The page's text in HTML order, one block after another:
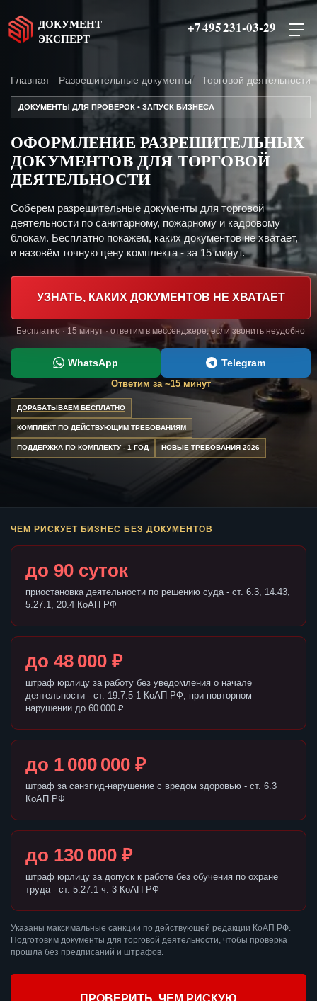
ДОКУМЕНТ
ЭКСПЕРТ
+7 495 231-03-29
Главная Разрешительные документы Торговой деятельности
ДОКУМЕНТЫ ДЛЯ ПРОВЕРОК • ЗАПУСК БИЗНЕСА
ОФОРМЛЕНИЕ РАЗРЕШИТЕЛЬНЫХ
ДОКУМЕНТОВ ДЛЯ ТОРГОВОЙ
ДЕЯТЕЛЬНОСТИ
Соберем разрешительные документы для торговой
деятельности по санитарному, пожарному и кадровому
блокам. Бесплатно покажем, каких документов не хватает,
и назовём точную цену комплекта - за 15 минут.
УЗНАТЬ, КАКИХ ДОКУМЕНТОВ НЕ ХВАТАЕТ
Бесплатно · 15 минут · ответим в мессенджере, если звонить неудобно
WhatsApp Telegram
Ответим за ~15 минут
ДОРАБАТЫВАЕМ БЕСПЛАТНО
КОМПЛЕКТ ПО ДЕЙСТВУЮЩИМ ТРЕБОВАНИЯМ
ПОДДЕРЖКА ПО КОМПЛЕКТУ - 1 ГОД НОВЫЕ ТРЕБОВАНИЯ 2026
ЧЕМ РИСКУЕТ БИЗНЕС БЕЗ ДОКУМЕНТОВ
до 90 суток
приостановка деятельности по решению суда - ст. 6.3, 14.43,
5.27.1, 20.4 КоАП РФ
до 48 000 ₽
штраф юрлицу за работу без уведомления о начале
деятельности - ст. 19.7.5-1 КоАП РФ, при повторном
нарушении до 60 000 ₽
до 1 000 000 ₽
штраф за санэпид-нарушение с вредом здоровью - ст. 6.3
КоАП РФ
до 130 000 ₽
штраф юрлицу за допуск к работе без обучения по охране
труда - ст. 5.27.1 ч. 3 КоАП РФ
Указаны максимальные санкции по действующей редакции КоАП РФ.
Подготовим документы для торговой деятельности, чтобы проверка
прошла без предписаний и штрафов.
ПРОВЕРИТЬ, ЧЕМ РИСКУЮ